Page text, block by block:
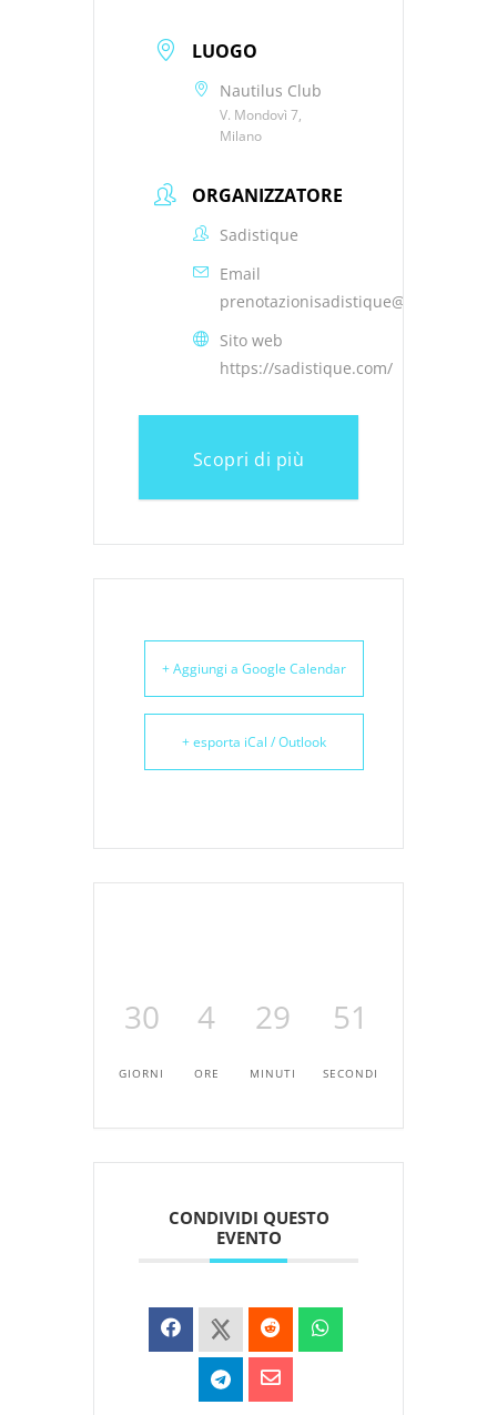
LUOGO
Nautilus Club
V. Mondovì 7,
Milano
ORGANIZZATORE
Sadistique
Email
prenotazionisadistique@gmail.com
Sito web
https://sadistique.com/
Scopri di più
+ Aggiungi a Google Calendar
+ esporta iCal / Outlook
30
GIORNI
4
ORE
29
MINUTI
51
SECONDI
CONDIVIDI QUESTO
EVENTO